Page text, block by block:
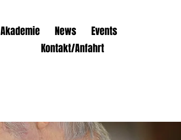
Akademie News
Events
Kontakt/Anfahrt